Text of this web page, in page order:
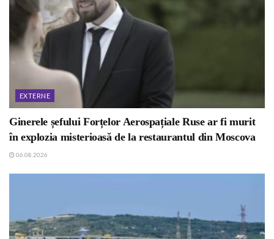
EXTERNE
Ginerele șefului Forțelor Aerospațiale Ruse ar fi murit
în explozia misterioasă de la restaurantul din Moscova
06.08.2026